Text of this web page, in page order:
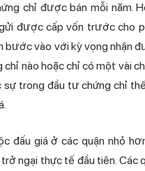
chỉ được bán mỗi năm.
được cấp vốn trước cho
bước vào với kỳ vọng nhận
nào hoặc chỉ có một vài
trong đầu tư chứng chỉ
đấu giá ở các quận nhỏ
ngại thực tế đầu tiên. Các